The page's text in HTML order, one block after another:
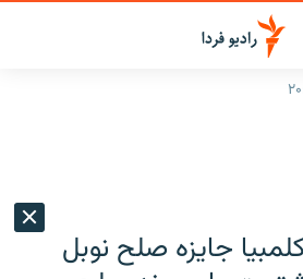
جایزه صلح نوبل